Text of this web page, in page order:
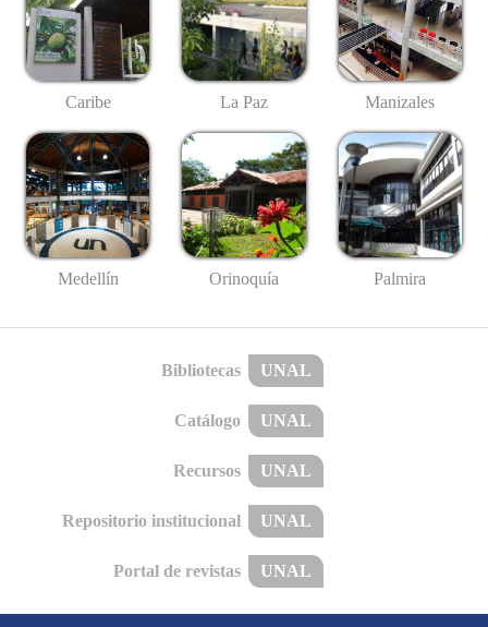
Caribe La Paz Manizales
Medellín Orinoquía Palmira
Bibliotecas UNAL
Catálogo UNAL
Recursos UNAL
Repositorio institucional UNAL
Portal de revistas UNAL